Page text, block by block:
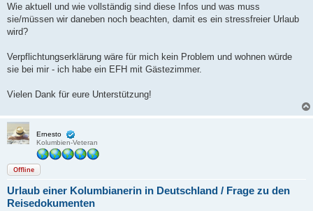
Wie aktuell und wie vollständig sind diese Infos und was muss
sie/müssen wir daneben noch beachten, damit es ein stressfreier Urlaub
wird?
Verpflichtungserklärung wäre für mich kein Problem und wohnen würde
sie bei mir - ich habe ein EFH mit Gästezimmer.
Vielen Dank für eure Unterstützung!
Ernesto
Kolumbien-Veteran
Offline
Urlaub einer Kolumbianerin in Deutschland / Frage zu den
Reisedokumenten